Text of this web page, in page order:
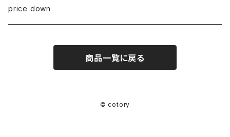
GUSTAVSBERG
NUUTAJÄRVI
fabric
山口 和宏 木の器
水村 真由子 木の食具
wear
price down
商品一覧に戻る
© cotory